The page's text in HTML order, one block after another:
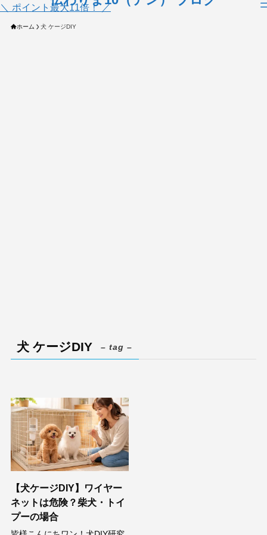
＼ ポイント最大11倍！ ／
ホーム 犬 ケージDIY
犬 ケージDIY – tag –
【犬ケージDIY】ワイヤー
ネットは危険？柴犬・トイ
プーの場合